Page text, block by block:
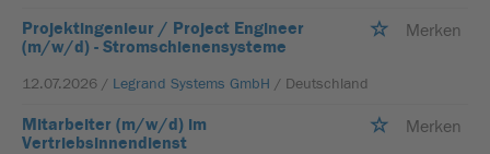
Projektingenieur / Project Engineer
(m/w/d) - Stromschienensysteme
Merken
12.07.2026 / Legrand Systems GmbH / Deutschland
Mitarbeiter (m/w/d) im
Vertriebsinnendienst
Merken